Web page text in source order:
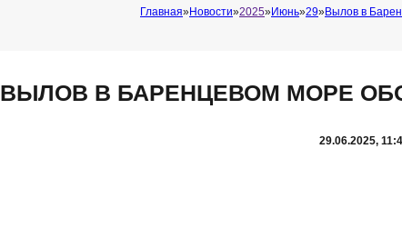
Главная Новости 2025 Июнь 29 Вылов в
ВЫЛОВ В БАРЕНЦЕВОМ МОРЕ
29.06.2025,